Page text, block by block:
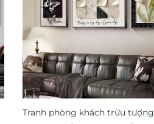
Tranh phòng khách trừu